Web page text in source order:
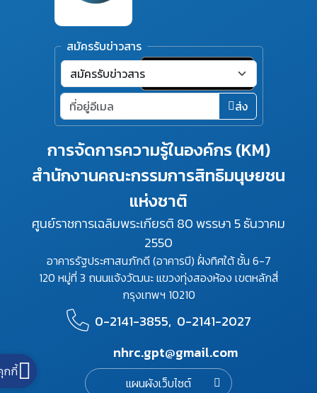
การจัดการความรู้ในองค์กร (KM)
สำนักงานคณะกรรมการสิทธิมนุษยชน
แห่งชาติ
ศูนย์ราชการเฉลิมพระเกียรติ 80 พรรษา 5 ธันวาคม
2550
อาคารรัฐประศาสนภักดี (อาคารบี) ฝั่งทิศใต้ ชั้น 6-7
120 หมู่ที่ 3 ถนนแจ้งวัฒนะ แขวงทุ่งสองห้อง เขตหลักสี่
กรุงเทพฯ 10210
0-2141-3855, 0-2141-2027
nhrc.gpt@gmail.com
แผนผังเว็บไซต์
สมัครรับข่าวสาร
ส่ง
กกี้